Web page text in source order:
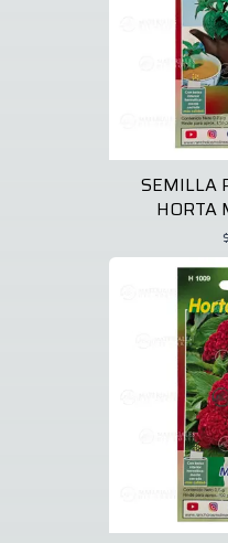
SEMILLA
HORTA